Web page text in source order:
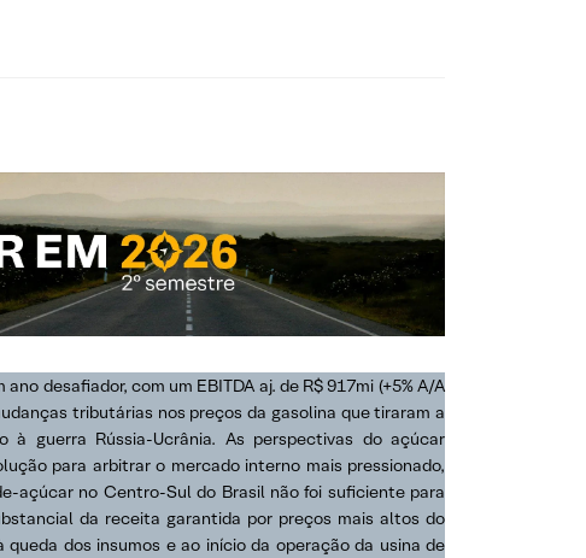
desafiador, com um EBITDA aj. de R$ 917mi (+5% A/A
tributárias nos preços da gasolina que tiraram a
guerra Rússia-Ucrânia. As perspectivas do açúcar
para arbitrar o mercado interno mais pressionado,
açúcar no Centro-Sul do Brasil não foi suficiente para
da receita garantida por preços mais altos do
dos insumos e ao início da operação da usina de